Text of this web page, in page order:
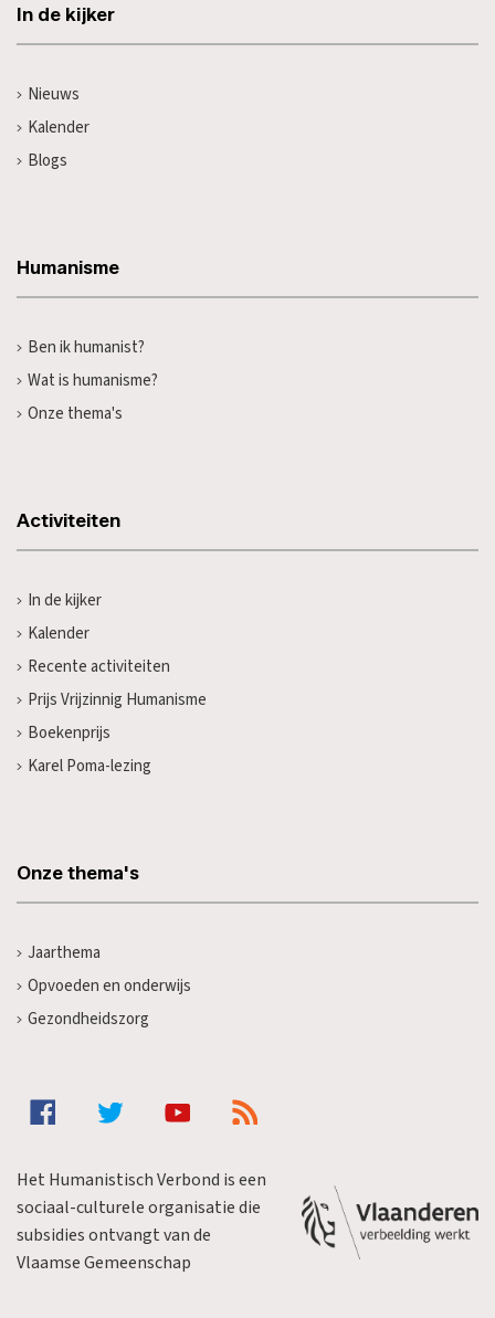
In de kijker
Nieuws
Kalender
Blogs
Humanisme
Ben ik humanist?
Wat is humanisme?
Onze thema's
Activiteiten
In de kijker
Kalender
Recente activiteiten
Prijs Vrijzinnig Humanisme
Boekenprijs
Karel Poma-lezing
Onze thema's
Jaarthema
Opvoeden en onderwijs
Gezondheidszorg
Het Humanistisch Verbond is een
sociaal-culturele organisatie die
subsidies ontvangt van de
Vlaamse Gemeenschap